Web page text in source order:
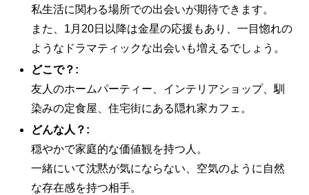
私生活に関わる場所での出会いが期待できます。
また、1月20日以降は金星の応援もあり、一目惚れの
ようなドラマティックな出会いも増えるでしょう。
どこで？:
友人のホームパーティー、インテリアショップ、馴
染みの定食屋、住宅街にある隠れ家カフェ。
どんな人？:
穏やかで家庭的な価値観を持つ人。
一緒にいて沈黙が気にならない、空気のように自然
な存在感を持つ相手。